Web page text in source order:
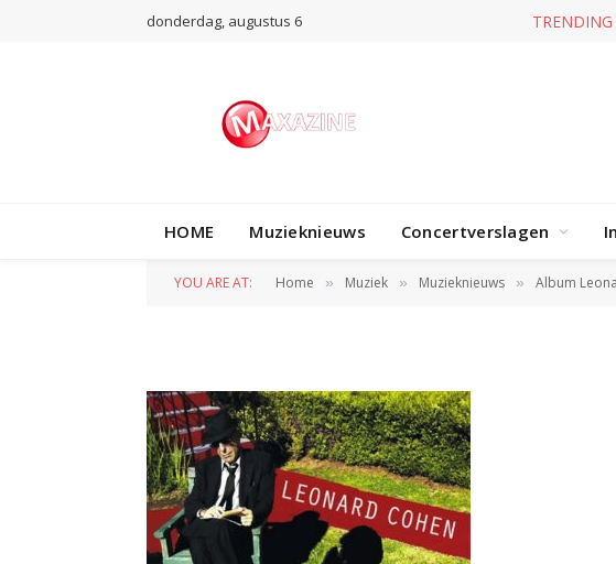
donderdag, augustus 6 TRENDING
HOME Muzieknieuws Concertverslagen
YOU ARE AT: Home » Muziek » Muzieknieuws » Album